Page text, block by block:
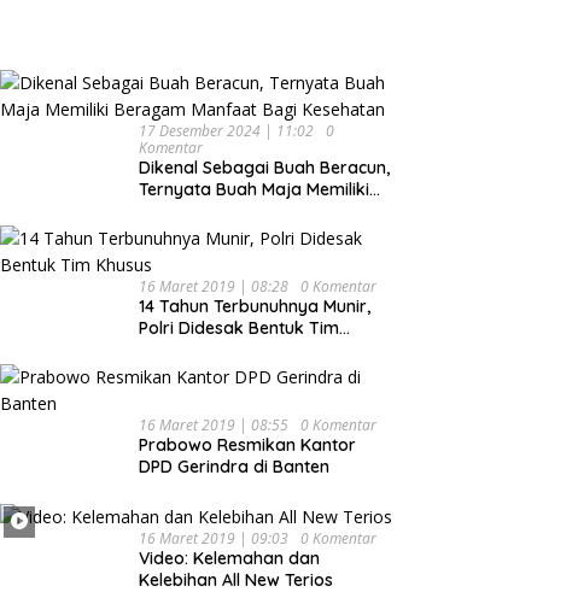
Indah Nan
Mempesona
17 Desember 2024 | 11:02
0
Komentar
Dikenal Sebagai Buah Beracun,
Ternyata Buah Maja Memiliki
Kesehatan
16 Maret 2019 | 08:28 0 Komentar
14 Tahun Terbunuhnya Munir,
Polri Didesak Bentuk Tim
16 Maret 2019 | 08:55 0 Komentar
Prabowo Resmikan Kantor
DPD Gerindra di Banten
16 Maret 2019 | 09:03 0 Komentar
Video: Kelemahan dan
Kelebihan All New Terios